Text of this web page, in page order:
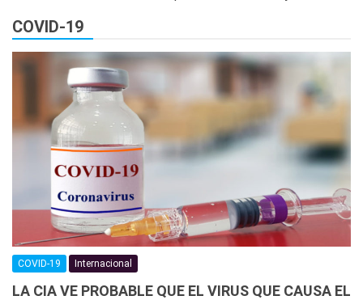
COVID-19
COVID-19 Internacional
LA CIA VE PROBABLE QUE EL VIRUS QUE CAUSA EL